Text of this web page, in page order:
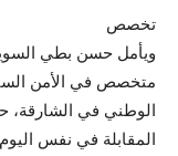
تخصص
ويأمل حسن بطي
متخصص في الأمن
الوطني في الشارقة،
المقابلة في نفس